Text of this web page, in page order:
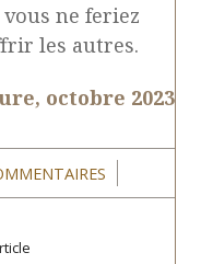
ne feriez
les autres.
octobre 2023
/